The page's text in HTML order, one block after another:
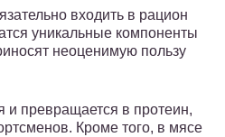
входить в рацион
уникальные компоненты
неоценимую пользу
и превращается в протеин,
Кроме того, в мясе